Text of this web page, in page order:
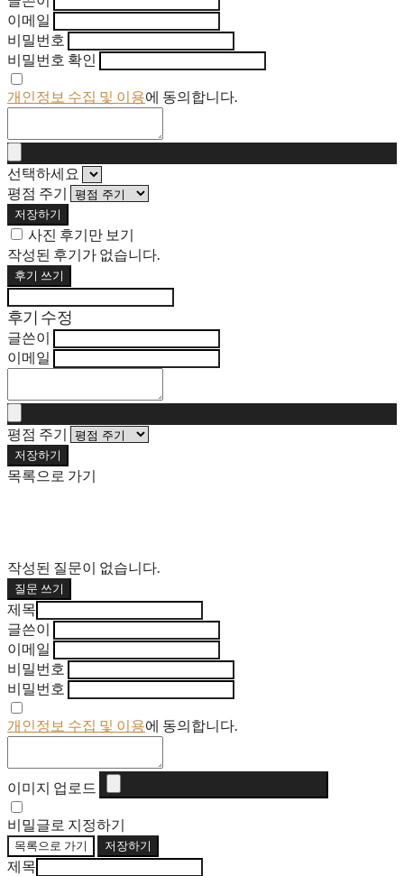
이메일
비밀번호
비밀번호 확인
개인정보 수집 및 이용에 동의합니다.
선택하세요
평점 주기
저장하기
사진 후기만 보기
작성된 후기가 없습니다.
후기 쓰기
후기 수정
글쓴이
이메일
평점 주기
저장하기
목록으로 가기
작성된 질문이 없습니다.
질문 쓰기
제목
글쓴이
이메일
비밀번호
비밀번호
개인정보 수집 및 이용에 동의합니다.
이미지 업로드
비밀글로 지정하기
목록으로 가기 저장하기
제목